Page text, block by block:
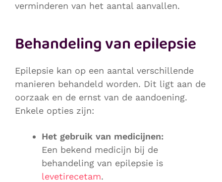
verminderen van het aantal aanvallen.
Behandeling van epilepsie
Epilepsie kan op een aantal verschillende
manieren behandeld worden. Dit ligt aan de
oorzaak en de ernst van de aandoening.
Enkele opties zijn:
Het gebruik van medicijnen:
Een bekend medicijn bij de
behandeling van epilepsie is
levetirecetam.